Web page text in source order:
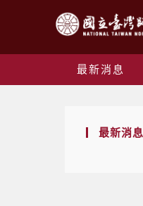
最新消息
最新消息